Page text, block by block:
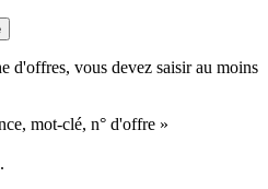
d'offres, vous devez saisir au moins
mot-clé, n° d'offre »